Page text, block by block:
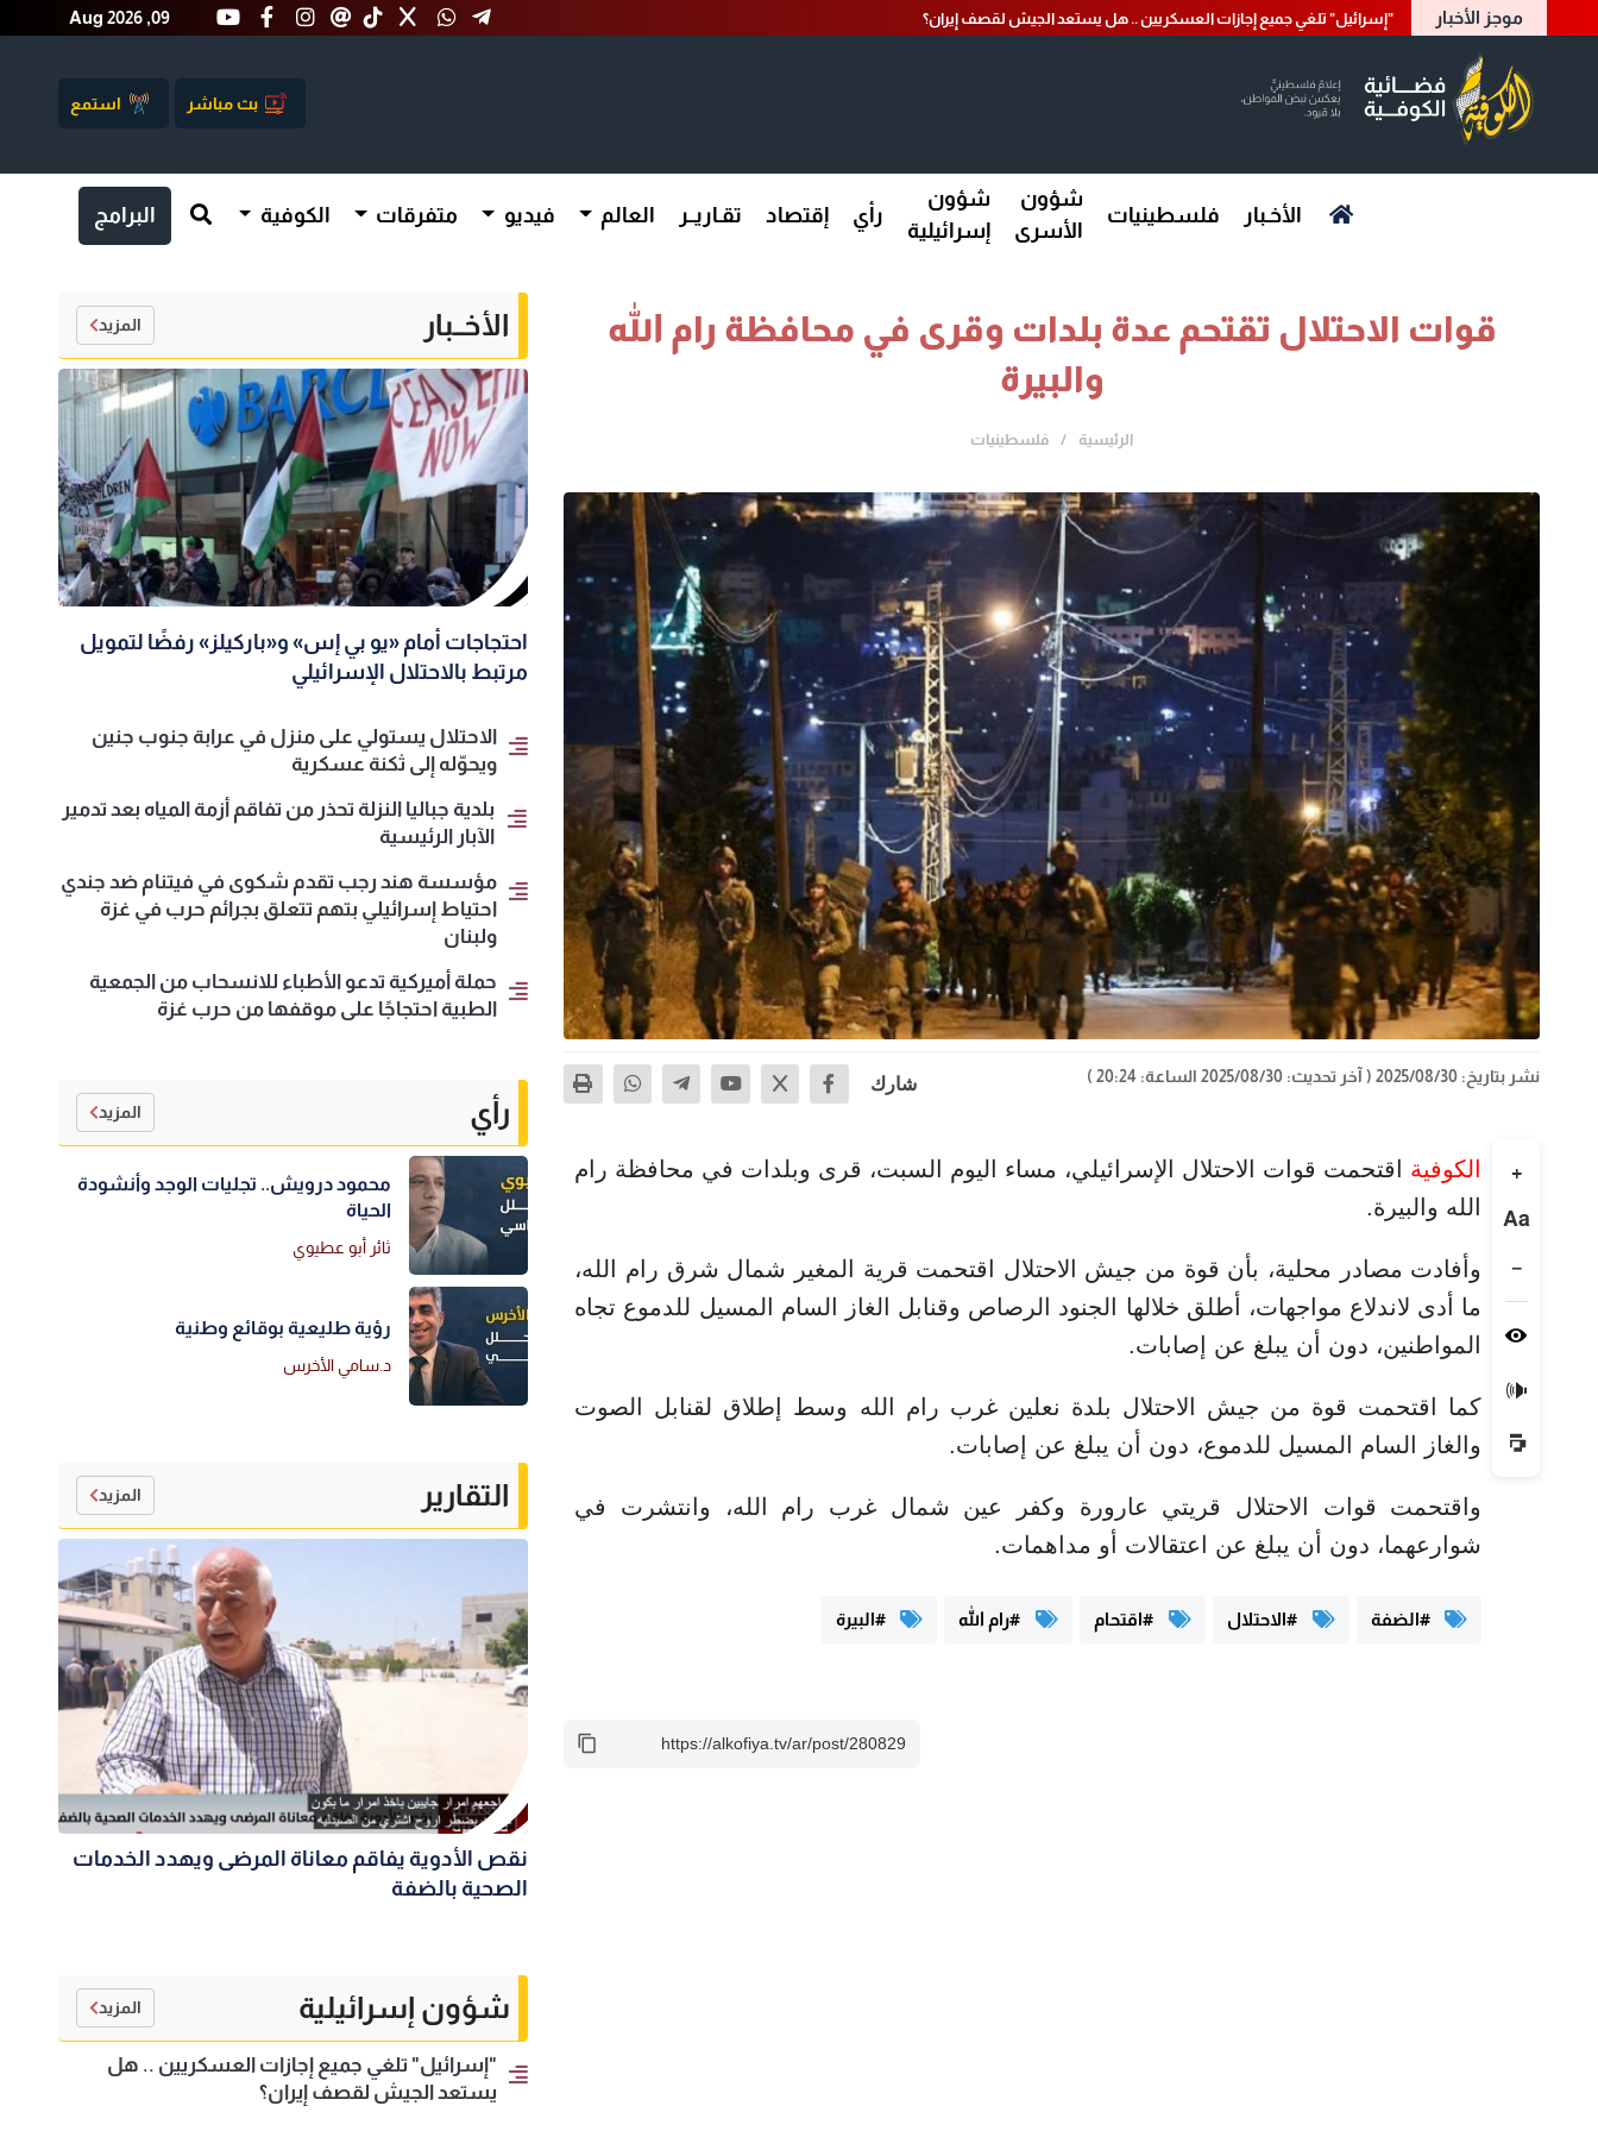
موجز الأخبار "إسرائيل" تلغي جميع إجازات العسكريين .. هل يستعد الجيش لقصف إيران؟ Aug 2026 ,09
بث مباشر استمع
الأخـبار فلسطينيات
شؤون
الأسرى
شؤون
إسرائيلية
رأي إقتصاد تقـاريــر العالم فيديو متفرقات الكوفية البرامج
قوات الاحتلال تقتحم عدة بلدات وقرى في محافظة رام الله
والبيرة
الرئيسية فلسطينيات
نشر بتاريخ: 2025/08/30 ( آخر تحديث: 2025/08/30 الساعة: 20:24 ) شارك
+
Aa
−
🔊
الكوفية اقتحمت قوات الاحتلال الإسرائيلي، مساء اليوم السبت، قرى وبلدات في محافظة رام
الله والبيرة.
وأفادت مصادر محلية، بأن قوة من جيش الاحتلال اقتحمت قرية المغير شمال شرق رام الله،
ما أدى لاندلاع مواجهات، أطلق خلالها الجنود الرصاص وقنابل الغاز السام المسيل للدموع تجاه
المواطنين، دون أن يبلغ عن إصابات.
كما اقتحمت قوة من جيش الاحتلال بلدة نعلين غرب رام الله وسط إطلاق لقنابل الصوت
والغاز السام المسيل للدموع، دون أن يبلغ عن إصابات.
واقتحمت قوات الاحتلال قريتي عارورة وكفر عين شمال غرب رام الله، وانتشرت في
شوارعهما، دون أن يبلغ عن اعتقالات أو مداهمات.
#الضفة #الاحتلال #اقتحام #رام الله #البيرة
الأخــبار المزيد
احتجاجات أمام «يو بي إس» و«باركيلز» رفضًا لتمويل
مرتبط بالاحتلال الإسرائيلي
الاحتلال يستولي على منزل في عرابة جنوب جنين
ويحوّله إلى ثكنة عسكرية
بلدية جباليا النزلة تحذر من تفاقم أزمة المياه بعد تدمير
الآبار الرئيسية
مؤسسة هند رجب تقدم شكوى في فيتنام ضد جندي
احتياط إسرائيلي بتهم تتعلق بجرائم حرب في غزة
ولبنان
حملة أميركية تدعو الأطباء للانسحاب من الجمعية
الطبية احتجاجًا على موقفها من حرب غزة
رأي المزيد
محمود درويش.. تجليات الوجد وأنشودة
الحياة
ثائر أبو عطيوي
رؤية طليعية بوقائع وطنية
د.سامي الأخرس
التقارير المزيد
نقص الأدوية يفاقم معاناة المرضى ويهدد الخدمات
الصحية بالضفة
شؤون إسرائيلية المزيد
"إسرائيل" تلغي جميع إجازات العسكريين .. هل
يستعد الجيش لقصف إيران؟